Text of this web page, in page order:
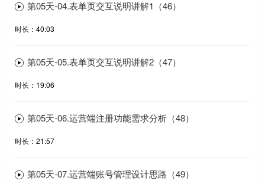
第05天-04.表单页交互说明讲解1（46）
时长：40:03
第05天-05.表单页交互说明讲解2（47）
时长：19:06
第05天-06.运营端注册功能需求分析（48）
时长：21:57
第05天-07.运营端账号管理设计思路（49）